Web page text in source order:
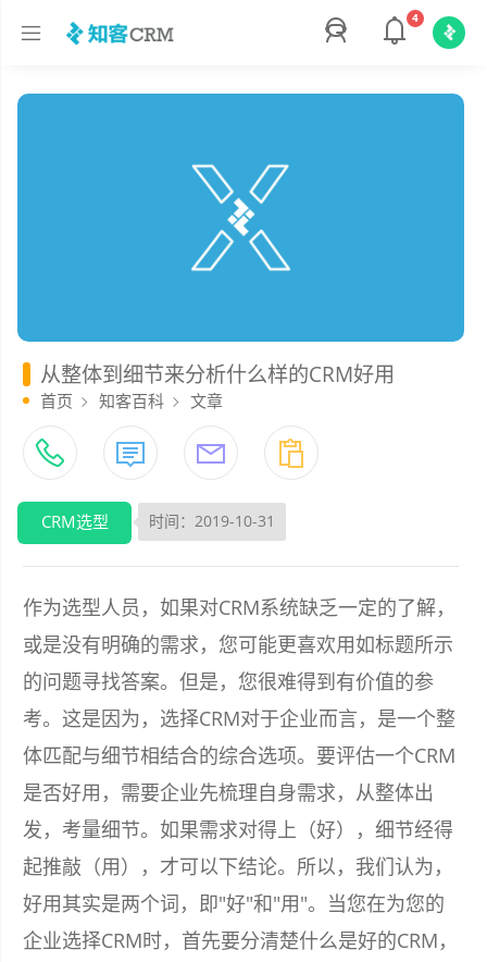
4
从整体到细节来分析什么样的CRM好用
首页 知客百科 文章
CRM选型 时间：2019-10-31
作为选型人员，如果对CRM系统缺乏一定的了解，
或是没有明确的需求，您可能更喜欢用如标题所示
的问题寻找答案。但是，您很难得到有价值的参
考。这是因为，选择CRM对于企业而言，是一个整
体匹配与细节相结合的综合选项。要评估一个CRM
是否好用，需要企业先梳理自身需求，从整体出
发，考量细节。如果需求对得上（好），细节经得
起推敲（用），才可以下结论。所以，我们认为，
好用其实是两个词，即"好"和"用"。当您在为您的
企业选择CRM时，首先要分清楚什么是好的CRM，